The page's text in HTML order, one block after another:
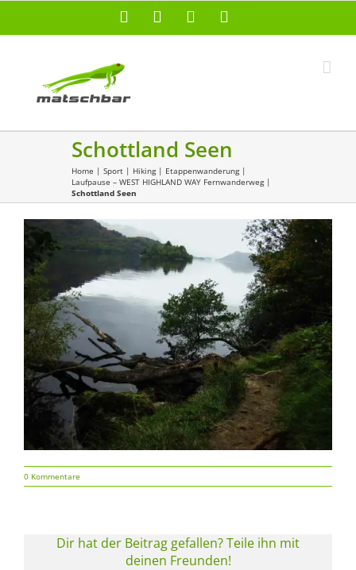
Facebook Instagram
Schottland Seen
Home | Sport | Hiking| Etappenwanderung|
Laufpause – WEST HIGHLAND WAY Fernwanderweg|
Schottland Seen
0 Kommentare
Dir hat der Beitrag gefallen? Teile ihn mit
deinen Freunden!